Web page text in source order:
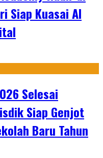
Siap Kuasai AI
Selesai
Siap Genjot
Baru Tahun